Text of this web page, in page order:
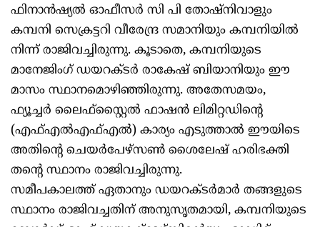
ഫിനാൻഷ്യൽ ഓഫീസർ സി പി തോഷ്‌നിവാളും
കമ്പനി സെക്രട്ടറി വീരേന്ദ്ര സമാനിയും കമ്പനിയിൽ
നിന്ന് രാജിവച്ചിരുന്നു. കൂടാതെ, കമ്പനിയുടെ
മാനേജിംഗ് ഡയറക്ടർ രാകേഷ് ബിയാനിയും ഈ
മാസം സ്ഥാനമൊഴിഞ്ഞിരുന്നു. അതേസമയം,
ഫ്യൂച്ചർ ലൈഫ്‌സ്റ്റൈൽ ഫാഷൻ ലിമിറ്റഡിന്റെ
(എഫ്‌എൽഎഫ്‌എൽ) കാര്യം എടുത്താൽ ഈയിടെ
അതിന്റെ ചെയർപേഴ്‌സൺ ശൈലേഷ് ഹരിഭക്തി
തന്റെ സ്ഥാനം രാജിവച്ചിരുന്നു.
സമീപകാലത്ത് ഏതാനും ഡയറക്ടർമാർ തങ്ങളുടെ
സ്ഥാനം രാജിവച്ചതിന് അനുസൃതമായി, കമ്പനിയുടെ